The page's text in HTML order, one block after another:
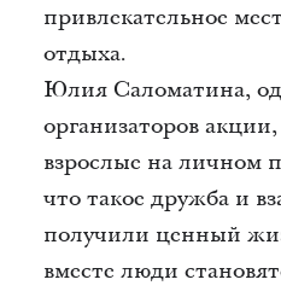
привлекательное
отдыха.
Юлия Саломатина,
организаторов
взрослые на личном
что такое дружба и
получили ценный
вместе люди